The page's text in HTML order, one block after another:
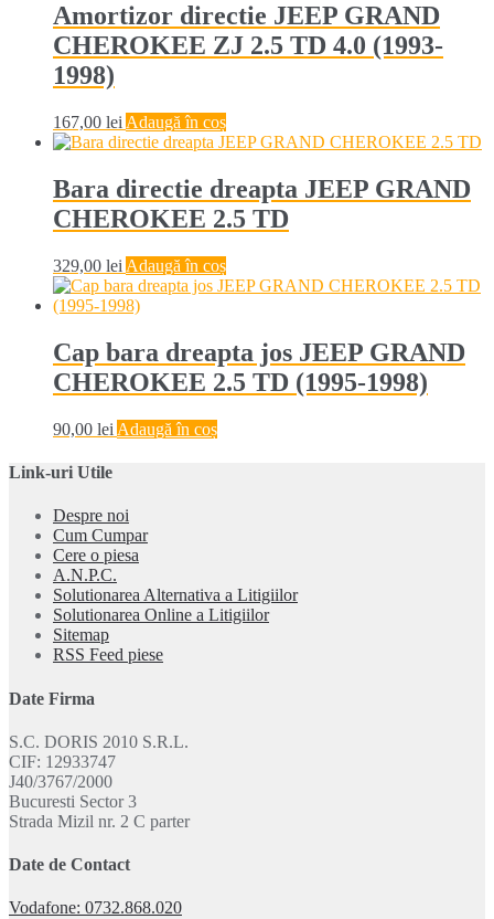
Amortizor directie JEEP GRAND
CHEROKEE ZJ 2.5 TD 4.0 (1993-
1998)
167,00 lei Adaugă în coș
Bara directie dreapta JEEP GRAND
CHEROKEE 2.5 TD
329,00 lei Adaugă în coș
Cap bara dreapta jos JEEP GRAND
CHEROKEE 2.5 TD (1995-1998)
90,00 lei Adaugă în coș
Link-uri Utile
Despre noi
Cum Cumpar
Cere o piesa
A.N.P.C.
Solutionarea Alternativa a Litigiilor
Solutionarea Online a Litigiilor
Sitemap
RSS Feed piese
Date Firma
S.C. DORIS 2010 S.R.L.
CIF: 12933747
J40/3767/2000
Bucuresti Sector 3
Strada Mizil nr. 2 C parter
Date de Contact
Vodafone: 0732.868.020